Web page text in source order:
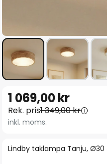
till
början
av
Lindby taklampa Tanju,
1 069,00 kr
Rek. pris1 349,00 kr
inkl. moms.